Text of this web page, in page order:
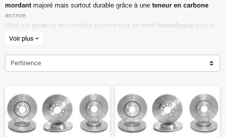
mordant majoré mais surtout durable grâce à une teneur en carbone
accrue.
Idéal sur piste ou en conduite sportive tout en étant homologué pour la
route ouverte.
Dimensions d'origine respectées
Installation en lieu et place.
Voir plus expand_more
Pertinence